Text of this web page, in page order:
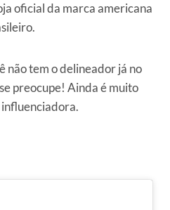
oficial da marca americana
não tem o delineador já no
preocupe! Ainda é muito